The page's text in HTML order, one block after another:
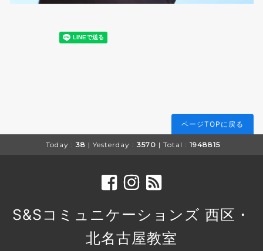
ページTOPに戻る
Today : 38 | Yesterday : 3570 | Total : 1948815
S&Sコミュニケーションズ 西区・
北名古屋教室